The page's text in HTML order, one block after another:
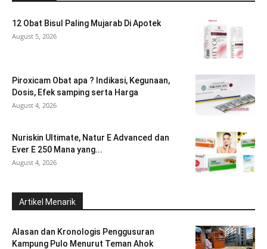
12 Obat Bisul Paling Mujarab Di Apotek
August 5, 2026
Piroxicam Obat apa ? Indikasi, Kegunaan,
Dosis, Efek samping serta Harga
August 4, 2026
Nuriskin Ultimate, Natur E Advanced dan
Ever E 250 Mana yang...
August 4, 2026
Artikel Menarik
Alasan dan Kronologis Penggusuran
Kampung Pulo Menurut Teman Ahok